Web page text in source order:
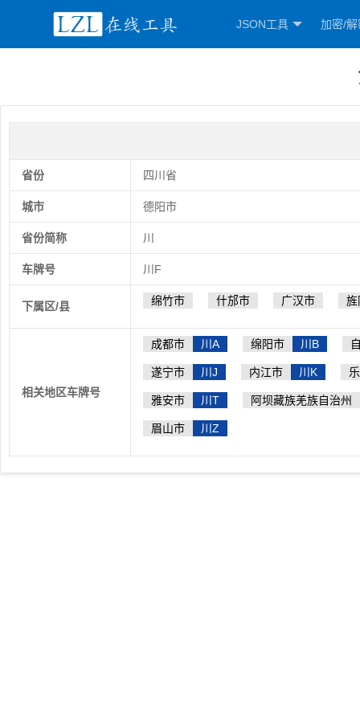
JSON工具 加密/解
省份 四川省
城市 德阳市
省份简称 川
车牌号 川F
下属区/县 绵竹市 什邡市 广汉市 旌
相关地区车牌号
成都市 川A 绵阳市 川B
遂宁市 川J 内江市 川K
雅安市 川T 阿坝藏族羌族自治州
眉山市 川Z